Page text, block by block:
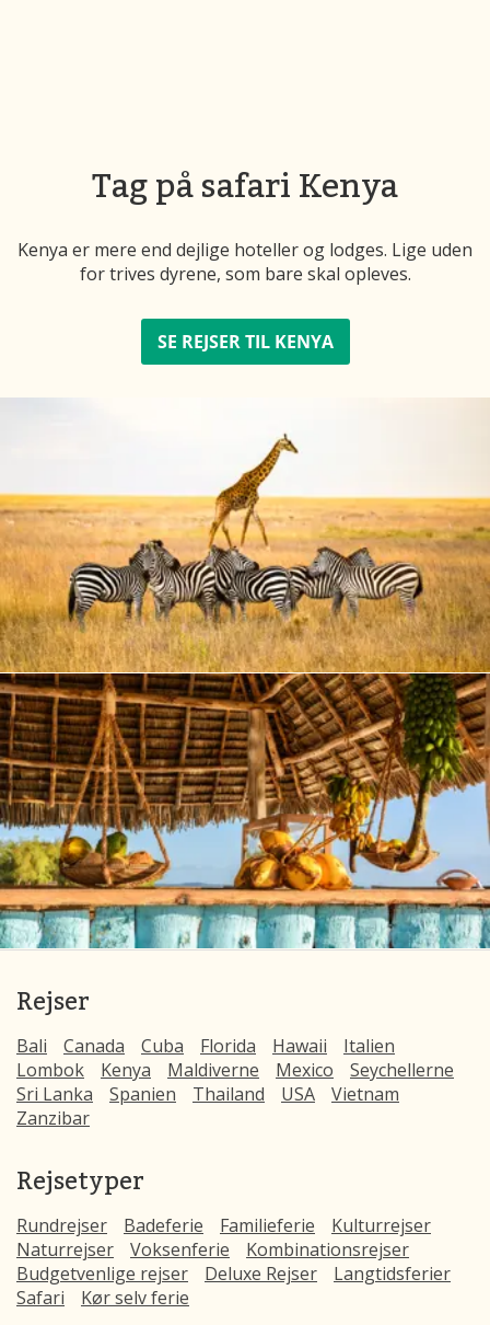
Tag på safari Kenya
Kenya er mere end dejlige hoteller og lodges. Lige uden
for trives dyrene, som bare skal opleves.
SE REJSER TIL KENYA
Rejser
Bali Canada Cuba Florida Hawaii
Italien
Lombok
Kenya Maldiverne Mexico
Seychellerne
Sri Lanka
Spanien Thailand USA
Vietnam
Zanzibar
Rejsetyper
Rundrejser Badeferie Familieferie
Kulturrejser
Naturrejser
Voksenferie
Kombinationsrejser
Budgetvenlige rejser
Deluxe Rejser
Langtidsferier
Safari
Kør selv ferie